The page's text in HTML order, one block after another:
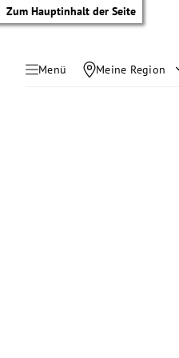
Zum Hauptinhalt der Seite
Menü Meine Region